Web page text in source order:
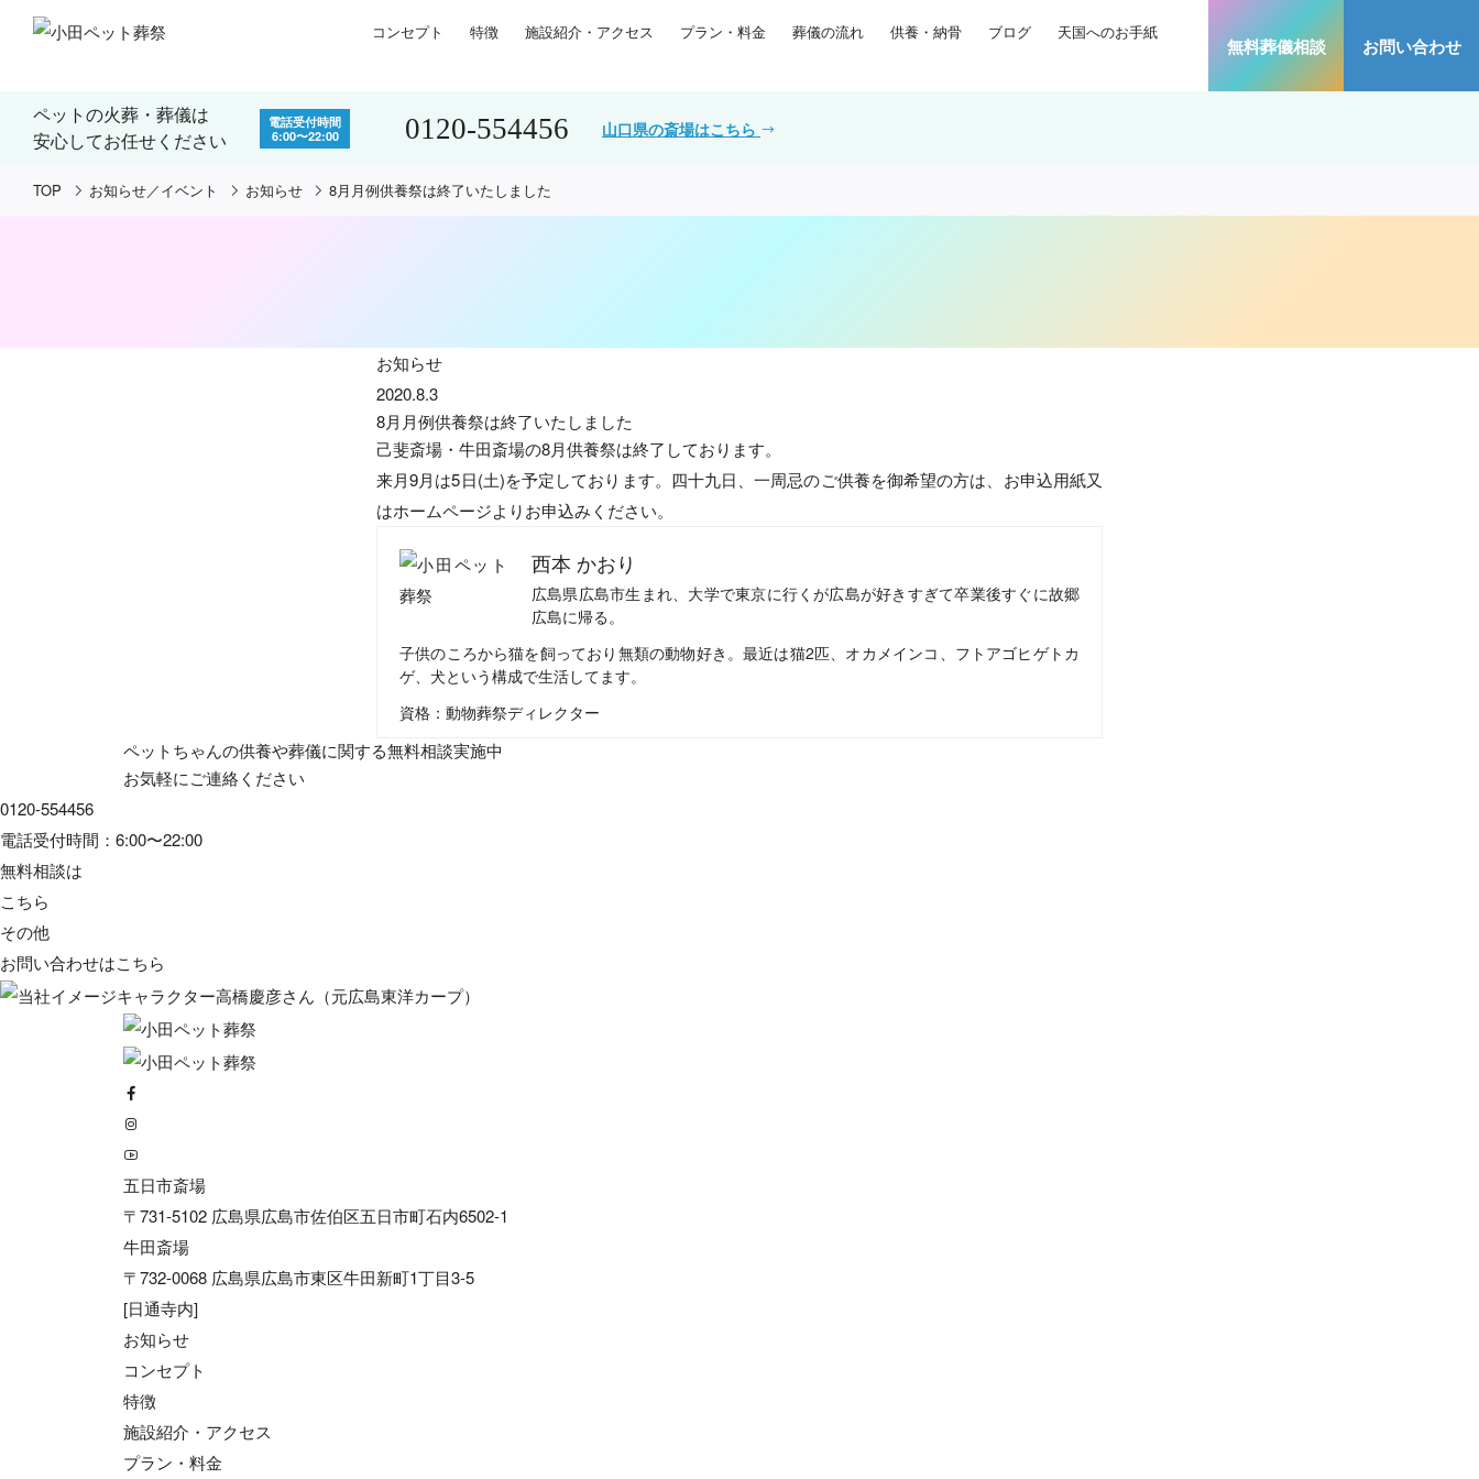
コンセプト 特徴 施設紹介・アクセス プラン・料金 葬儀の流れ 供養・納骨 ブログ 天国へのお手紙
無料葬儀相談 お問い合わせ
ペットの火葬・葬儀は
安心してお任せください
電話受付時間
6:00〜22:00
0120-554456 山口県の斎場はこちら
TOP お知らせ／イベント お知らせ 8月月例供養祭は終了いたしました
お知らせ
2020.8.3
8月月例供養祭は終了いたしました
己斐斎場・牛田斎場の8月供養祭は終了しております。
来月9月は5日(土)を予定しております。四十九日、一周忌のご供養を御希望の方は、お申込用紙又
はホームページよりお申込みください。
西本 かおり
広島県広島市生まれ、大学で東京に行くが広島が好きすぎて卒業後すぐに故郷
広島に帰る。
子供のころから猫を飼っており無類の動物好き。最近は猫2匹、オカメインコ、フトアゴヒゲトカ
ゲ、犬という構成で生活してます。
資格：動物葬祭ディレクター
ペットちゃんの供養や葬儀に関する無料相談実施中
お気軽にご連絡ください
0120-554456
電話受付時間：6:00〜22:00
無料相談は
こちら
その他
お問い合わせはこちら
五日市斎場
〒731-5102 広島県広島市佐伯区五日市町石内6502-1
牛田斎場
〒732-0068 広島県広島市東区牛田新町1丁目3-5
[日通寺内]
お知らせ
コンセプト
特徴
施設紹介・アクセス
プラン・料金